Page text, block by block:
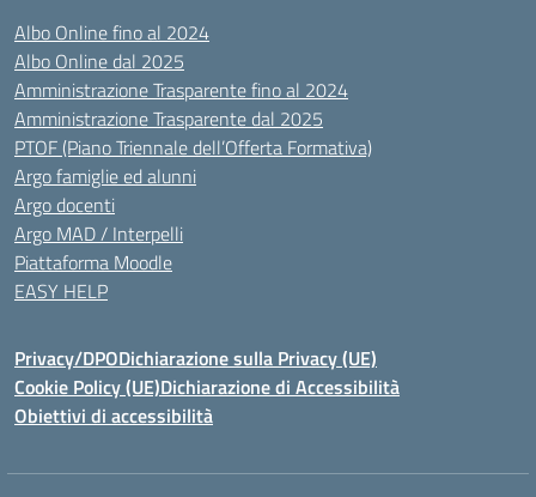
Albo Online fino al 2024
Albo Online dal 2025
Amministrazione Trasparente fino al 2024
Amministrazione Trasparente dal 2025
PTOF (Piano Triennale dell’Offerta Formativa)
Argo famiglie ed alunni
Argo docenti
Argo MAD / Interpelli
Piattaforma Moodle
EASY HELP
Privacy/DPODichiarazione sulla Privacy (UE)
Cookie Policy (UE)Dichiarazione di Accessibilità
Obiettivi di accessibilità